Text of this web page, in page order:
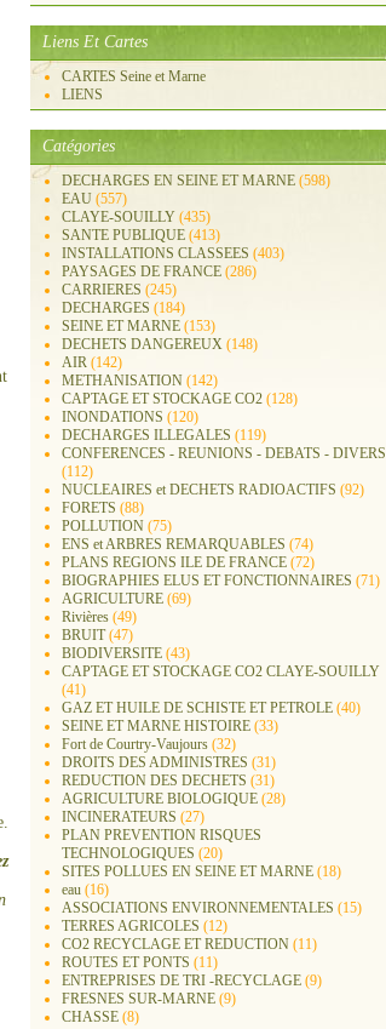
Liens Et Cartes
CARTES Seine et Marne
LIENS
Catégories
DECHARGES EN SEINE ET MARNE (598)
EAU (557)
CLAYE-SOUILLY (435)
SANTE PUBLIQUE (413)
INSTALLATIONS CLASSEES (403)
PAYSAGES DE FRANCE (286)
CARRIERES (245)
DECHARGES (184)
SEINE ET MARNE (153)
DECHETS DANGEREUX (148)
AIR (142)
METHANISATION (142)
CAPTAGE ET STOCKAGE CO2 (128)
INONDATIONS (120)
DECHARGES ILLEGALES (119)
CONFERENCES - REUNIONS - DEBATS - DIVERS
(112)
NUCLEAIRES et DECHETS RADIOACTIFS (92)
FORETS (88)
POLLUTION (75)
ENS et ARBRES REMARQUABLES (74)
PLANS REGIONS ILE DE FRANCE (72)
BIOGRAPHIES ELUS ET FONCTIONNAIRES (71)
AGRICULTURE (69)
Rivières (49)
BRUIT(47)
BIODIVERSITE (43)
CAPTAGE ET STOCKAGE CO2 CLAYE-SOUILLY
(41)
GAZ ET HUILE DE SCHISTE ET PETROLE (40)
SEINE ET MARNE HISTOIRE (33)
Fort de Courtry-Vaujours (32)
DROITS DES ADMINISTRES (31)
REDUCTION DES DECHETS (31)
AGRICULTURE BIOLOGIQUE (28)
INCINERATEURS (27)
PLAN PREVENTION RISQUES
TECHNOLOGIQUES (20)
SITES POLLUES EN SEINE ET MARNE (18)
eau (16)
ASSOCIATIONS ENVIRONNEMENTALES (15)
TERRES AGRICOLES (12)
CO2 RECYCLAGE ET REDUCTION (11)
ROUTES ET PONTS (11)
ENTREPRISES DE TRI -RECYCLAGE (9)
FRESNES SUR-MARNE (9)
CHASSE (8)